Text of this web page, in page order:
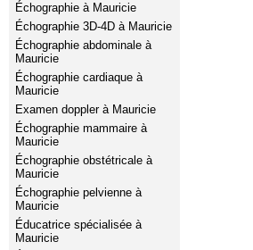
Échographie à Mauricie
Échographie 3D-4D à Mauricie
Échographie abdominale à
Mauricie
Échographie cardiaque à
Mauricie
Examen doppler à Mauricie
Échographie mammaire à
Mauricie
Échographie obstétricale à
Mauricie
Échographie pelvienne à
Mauricie
Éducatrice spécialisée à
Mauricie